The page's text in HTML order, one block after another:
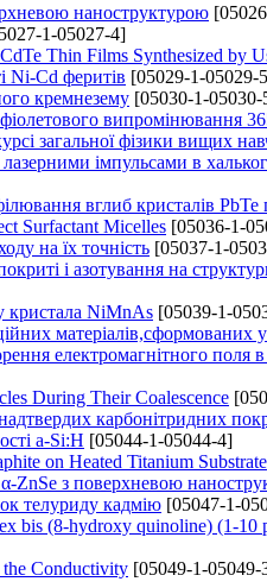
наноструктурою
1-05027-4]
Thin Films Synthesized by
Ni-Cd феритів [05029-1-05029-
кремнезему [05030-1-05030-
випромінювання
загальної фізики вищих
імпульсами в
вглиб кристалів
Surfactant Micelles [05036-1-
на їх точність [05037-1-
і азотування на
кристала NiMnAs [05039-1-
матеріалів,сформованих
електромагнітного
During Their Coalescence
карбонітридних
a-Si:H [05044-1-05044-4]
on Heated Titanium Substrate
ZnSe з поверхневою
телуриду кадмію [05047-1-
bis (8-hydroxy quinoline) (1-
the Conductivity [05049-1-05049-